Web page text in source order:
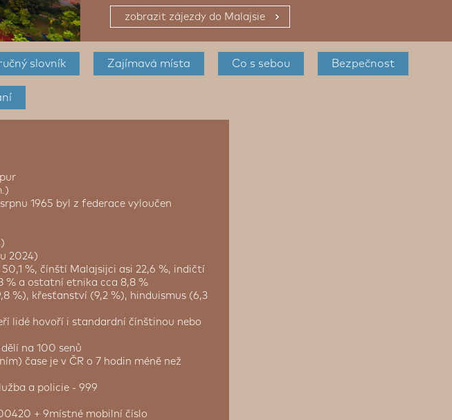
zobrazit zájezdy do Malajsie
slovník Zajímavá místa Co s sebou Bezpečnost
1965 byl z federace vyloučen
2024)
%, čínští Malajsijci asi 22,6 %, indičtí
% a ostatní etnika cca 8,8 %
%), křesťanství (9,2 %), hinduismus (6,3
lidé hovoří i standardní čínštinou nebo
na 100 senů
čase je v ČR o 7 hodin méně než
a policie - 999
+ 9místné mobilní číslo